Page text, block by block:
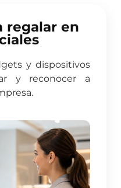
regalar en
y dispositivos
y reconocer a